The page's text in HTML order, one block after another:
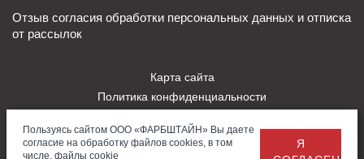
Отзыв согласия обработки персональных данных и отписка
от рассылок
Карта сайта
Политика конфиденциальности
Правила использования Cookies
© 2026 — ООО «Фарбштайн»
Заказать
Обратная
Пользуясь сайтом ООО «ФАРБШТАЙН» Вы даете
согласие на обработку файлов cookies, в том
числе, файлы cookie
Я